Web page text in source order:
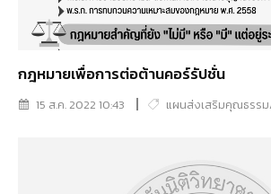
กฎหมายเพื่อการต่อต้านคอร์รัปชั่น
15 ส.ค. 2022 10:43 แผนส่งเสริมคุณธรร